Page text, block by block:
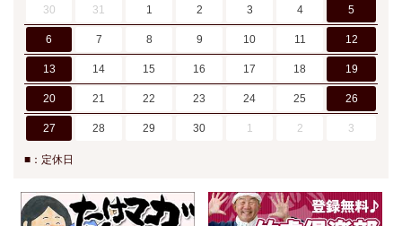
30 31 1 2 3 4 5
6 7 8 9 10 11 12
13 14 15 16 17 18 19
20 21 22 23 24 25 26
27 28 29 30 1 2 3
■：定休日